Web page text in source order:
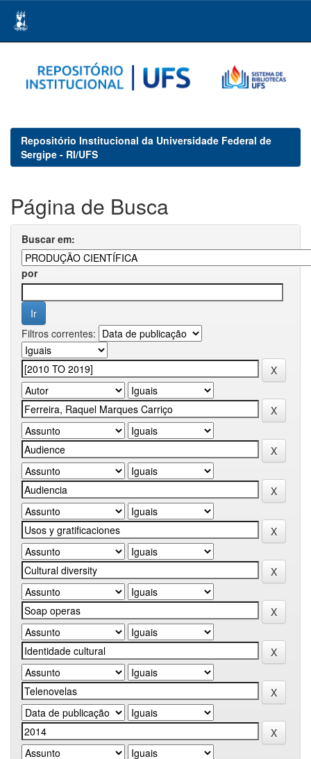
navigation
Repositório Institucional da Universidade Federal de
Sergipe - RI/UFS
Página de Busca
Buscar em:
por
Filtros correntes: